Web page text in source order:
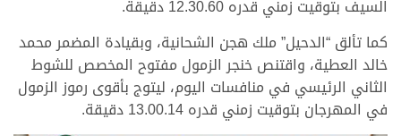
السيف بتوقيت زمني قدره 12.30.60 دقيقة.
كما تألق “الدحيل” ملك هجن الشحانية، وبقيادة المضمر محمد
خالد العطية، واقتنص خنجر الزمول مفتوح المخصص للشوط
الثاني الرئيسي في منافسات اليوم، ليتوج بأقوى رموز الزمول
في المهرجان بتوقيت زمني قدره 13.00.14 دقيقة.